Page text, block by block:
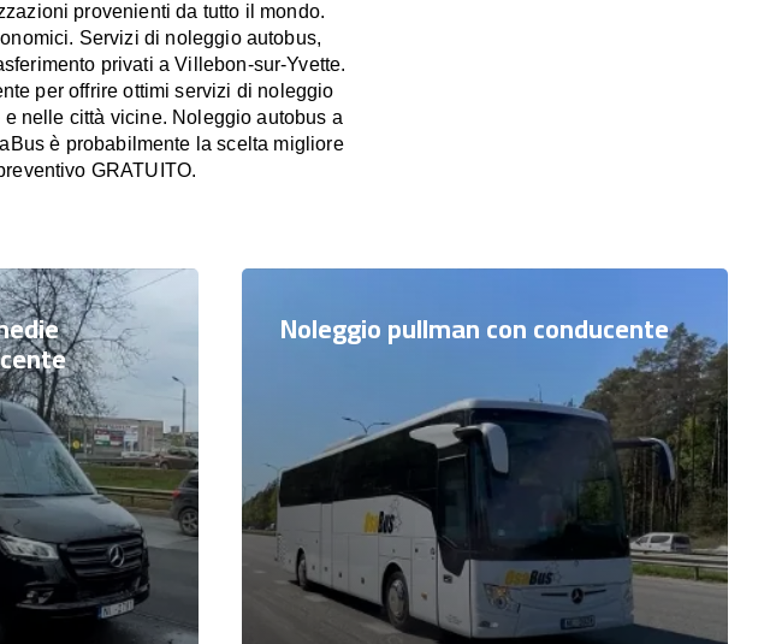
provenienti da tutto il mondo.
Servizi di noleggio autobus,
privati a Villebon-sur-Yvette.
per offrire ottimi servizi di noleggio
nelle città vicine. Noleggio autobus a
è probabilmente la scelta migliore
GRATUITO.
Noleggio pullman con conducente